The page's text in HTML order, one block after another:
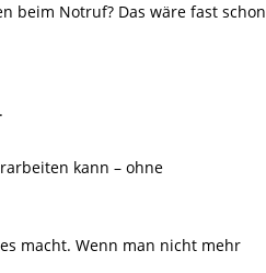
beim Notruf? Das wäre fast schon
kann – ohne
macht. Wenn man nicht mehr